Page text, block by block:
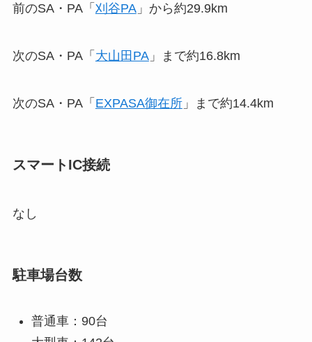
前のSA・PA「 刈谷PA」から約29.9km
次のSA・PA「 大山田PA」まで約16.8km
次のSA・PA「 EXPASA御在所」まで約14.4km
スマートIC接続
なし
駐車場台数
普通車：90台